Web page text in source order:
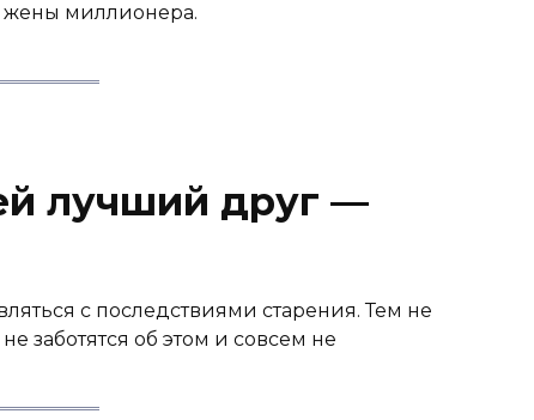
жены миллионера.
лучший друг —
с последствиями старения. Тем не
заботятся об этом и совсем не